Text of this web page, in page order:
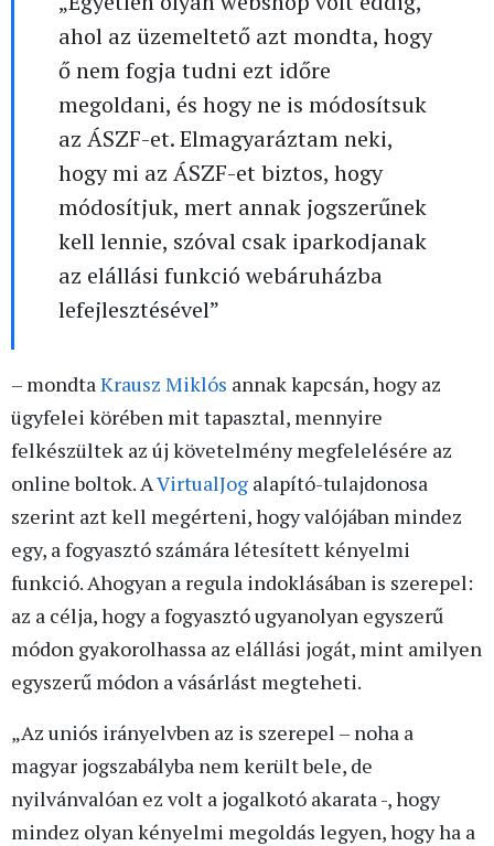
ahol az üzemeltető azt mondta, hogy
ő nem fogja tudni ezt időre
megoldani, és hogy ne is módosítsuk
az ÁSZF-et. Elmagyaráztam neki,
hogy mi az ÁSZF-et biztos, hogy
módosítjuk, mert annak jogszerűnek
kell lennie, szóval csak iparkodjanak
az elállási funkció webáruházba
lefejlesztésével”
– mondta Krausz Miklós annak kapcsán, hogy az
ügyfelei körében mit tapasztal, mennyire
felkészültek az új követelmény megfelelésére az
online boltok. AVirtualJog alapító-tulajdonosa
szerint azt kell megérteni, hogy valójában mindez
egy, a fogyasztó számára létesített kényelmi
funkció. Ahogyan a regula indoklásában is szerepel:
az a célja, hogy a fogyasztó ugyanolyan egyszerű
módon gyakorolhassa az elállási jogát, mint amilyen
egyszerű módon a vásárlást megteheti.
„Az uniós irányelvben az is szerepel – noha a
magyar jogszabályba nem került bele, de
nyilvánvalóan ez volt a jogalkotó akarata -, hogy
mindez olyan kényelmi megoldás legyen, hogy ha a